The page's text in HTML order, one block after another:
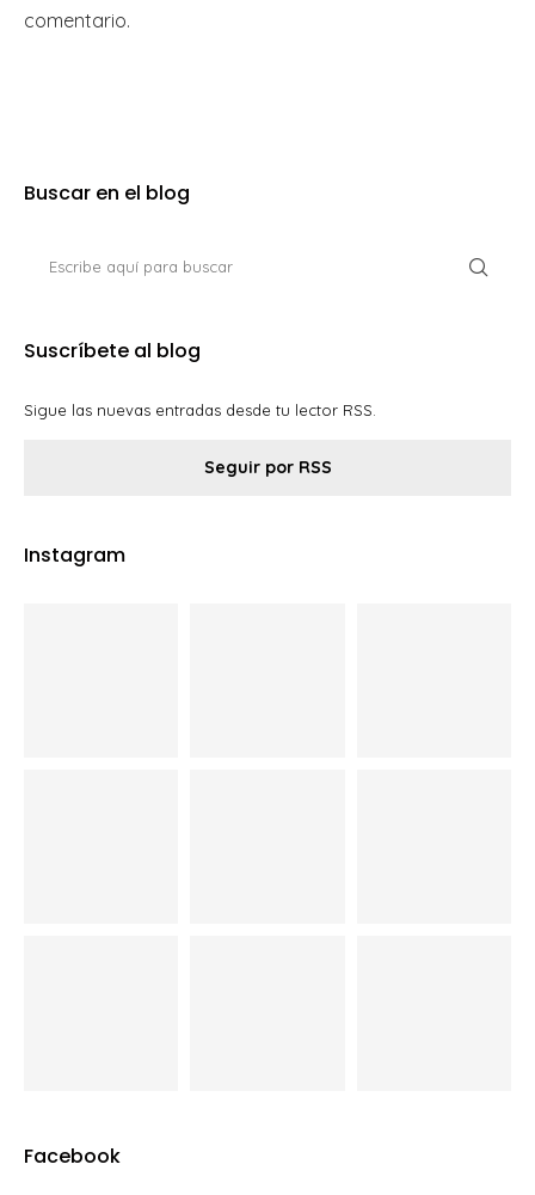
comentario.
Buscar en el blog
Suscríbete al blog
Sigue las nuevas entradas desde tu lector RSS.
Seguir por RSS
Instagram
Facebook